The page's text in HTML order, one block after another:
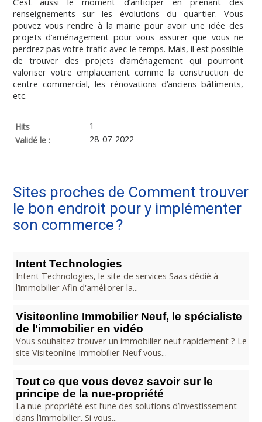
renseignements sur les évolutions du quartier. Vous
pouvez vous rendre à la mairie pour avoir une idée des
projets d’aménagement pour vous assurer que vous ne
perdrez pas votre trafic avec le temps. Mais, il est possible
de trouver des projets d’aménagement qui pourront
valoriser votre emplacement comme la construction de
centre commercial, les rénovations d’anciens bâtiments,
etc.
Hits
1
Validé le :
28-07-2022
Sites proches de Comment trouver
le bon endroit pour y implémenter
son commerce ?
Intent Technologies
Intent Technologies, le site de services Saas dédié à
l’immobilier Afin d'améliorer la...
Visiteonline Immobilier Neuf, le spécialiste
de l'immobilier en vidéo
Vous souhaitez trouver un immobilier neuf rapidement ? Le
site Visiteonline Immobilier Neuf vous...
Tout ce que vous devez savoir sur le
principe de la nue-propriété
La nue-propriété est l’une des solutions d’investissement
dans l’immobilier. Si vous...